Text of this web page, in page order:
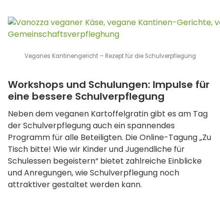
Veganes Kantinengericht – Rezept für die Schulverpflegung
Workshops und Schulungen: Impulse für
eine bessere Schulverpflegung
Neben dem veganen Kartoffelgratin gibt es am Tag
der Schulverpflegung auch ein spannendes
Programm für alle Beteiligten. Die Online-Tagung „Zu
Tisch bitte! Wie wir Kinder und Jugendliche für
Schulessen begeistern“ bietet zahlreiche Einblicke
und Anregungen, wie Schulverpflegung noch
attraktiver gestaltet werden kann.